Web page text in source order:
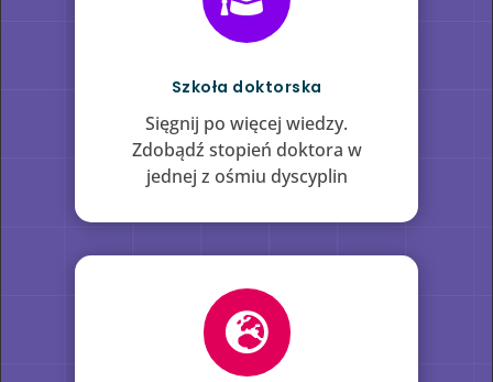
Szkoła doktorska
Sięgnij po więcej wiedzy.
Zdobądź stopień doktora w
jednej z ośmiu dyscyplin
